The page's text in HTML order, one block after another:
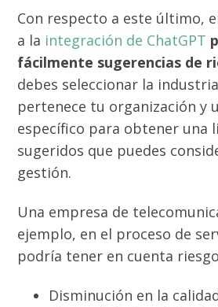
Con respecto a este último,
a la integración de ChatGPT
fácilmente sugerencias de
debes seleccionar la
pertenece tu organización y
específico para obtener una
sugeridos que puedes
gestión.
Una empresa de
ejemplo, en el proceso de
podría tener en cuenta
Disminución en la